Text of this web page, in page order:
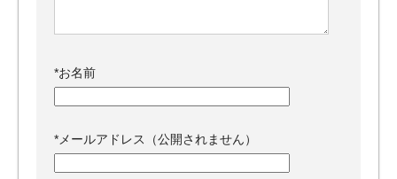
*お名前
* メールアドレス（公開されません）